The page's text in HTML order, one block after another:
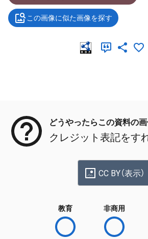
この画像に似た画像を探す
どうやったらこの資料の
クレジット表記をす
CC BY（表示）
教育 非商用